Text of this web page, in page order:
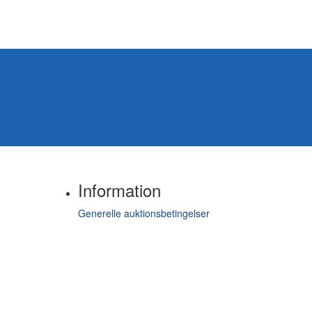
Information
Generelle auktionsbetingelser